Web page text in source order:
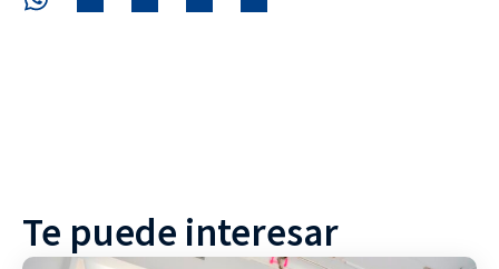
Te puede interesar